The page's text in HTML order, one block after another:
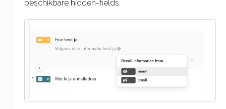
beschikbare hidden-fields.